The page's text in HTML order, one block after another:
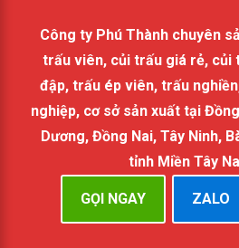
Công ty Phú Thành chuyên
trấu viên, củi trấu giá rẻ, củi
đập, trấu ép viên, trấu
nghiệp, cơ sở sản xuất tại
Dương, Đồng Nai, Tây Ninh,
tỉnh Miền Tây
GỌI NGAY ZALO